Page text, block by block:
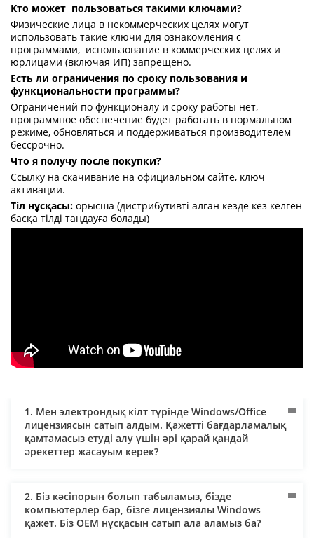
Кто может пользоваться такими ключами?
Физические лица в некоммерческих целях могут
использовать такие ключи для ознакомления с
программами, использование в коммерческих целях и
юрлицами (включая ИП) запрещено.
Есть ли ограничения по сроку пользования и
функциональности программы?
Ограничений по функционалу и сроку работы нет,
программное обеспечение будет работать в нормальном
режиме, обновляться и поддерживаться производителем
бессрочно.
Что я получу после покупки?
Ссылку на скачивание на официальном сайте, ключ
активации.
Тіл нұсқасы: орысша (дистрибутивті алған кезде кез келген
басқа тілді таңдауға болады)
1. Мен электрондық кілт түрінде Windows/Office
лицензиясын сатып алдым. Қажетті бағдарламалық
қамтамасыз етуді алу үшін әрі қарай қандай
әрекеттер жасауым керек?
2. Біз кәсіпорын болып табыламыз, бізде
компьютерлер бар, бізге лицензиялы Windows
қажет. Біз OEM нұсқасын сатып ала аламыз ба?